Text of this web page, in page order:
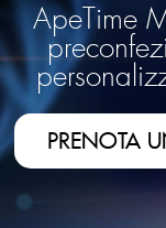
ApeTime
PRENOTA